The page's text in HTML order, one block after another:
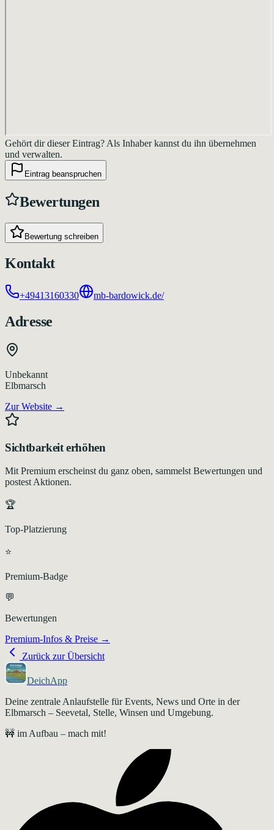
Gehört dir dieser Eintrag? Als Inhaber kannst du ihn übernehmen
und verwalten.
Eintrag beanspruchen
Bewertungen
Bewertung schreiben
Kontakt
+49413160330 mb-bardowick.de/
Adresse
Unbekannt
Elbmarsch
Zur Website →
Sichtbarkeit erhöhen
Mit Premium erscheinst du ganz oben, sammelst Bewertungen und
postest Aktionen.
🏆
Top-Platzierung
⭐
Premium-Badge
💬
Bewertungen
Premium-Infos & Preise →
Zurück zur Übersicht
DeichApp
Deine zentrale Anlaufstelle für Events, News und Orte in der
Elbmarsch – Seevetal, Stelle, Winsen und Umgebung.
🚧 im Aufbau – mach mit!